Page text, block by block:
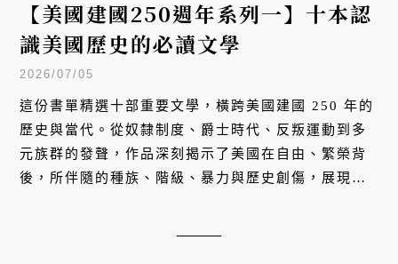
【美國建國250週年系列一】十本認
識美國歷史的必讀文學
2026/07/05
這份書單精選十部重要文學，橫跨美國建國 250 年的
歷史與當代。從奴隸制度、爵士時代、反叛運動到多
元族群的發聲，作品深刻揭示了美國在自由、繁榮背
後，所伴隨的種族、階級、暴力與歷史創傷，展現出